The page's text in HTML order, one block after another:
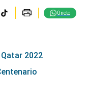
Únete
2022